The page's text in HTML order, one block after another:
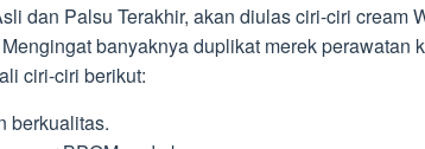
dan Palsu Terakhir, akan diulas ciri-ciri cream
banyaknya duplikat merek perawatan
ciri-ciri berikut:
berkualitas.